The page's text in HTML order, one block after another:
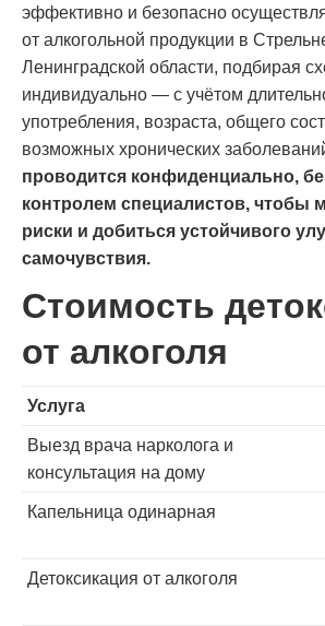
эффективно и безопасно
от алкогольной продукции в
Ленинградской области, подбирая
индивидуально — с учётом
употребления, возраста, общего
возможных хронических
проводится конфиденциально,
контролем специалистов, чтобы
риски и добиться устойчивого
самочувствия.
Стоимость
от алкоголя
Услуга
Выезд врача нарколога и
консультация на дому
Капельница одинарная
Детоксикация от алкоголя